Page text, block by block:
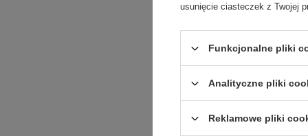
usunięcie ciasteczek z Twojej
Funkcjonalne pliki
Analityczne pliki
Reklamowe pliki